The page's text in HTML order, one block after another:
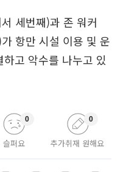
세번째)과 존 워커
항만 시설 이용 및 운
고 악수를 나누고 있
슬퍼요
0
추가취재 원해요
0